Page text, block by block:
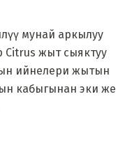
мунай аркылуу
Citrus жыт сыяктуу
ийнелери жытын
кабыгынан эки же